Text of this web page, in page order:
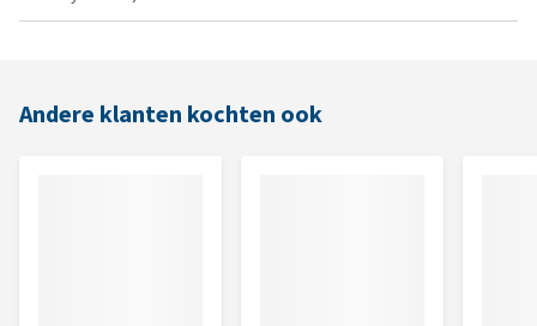
Andere klanten kochten ook